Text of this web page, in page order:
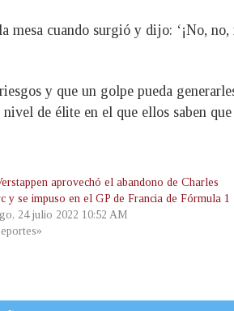
mesa cuando surgió y dijo: ‘¡No, no,
y que un golpe pueda
de élite en el que ellos saben que
aprovechó el abandono de Charles
y se impuso en el GP de Francia de Fórmula 1
24 julio 2022 10:52 AM